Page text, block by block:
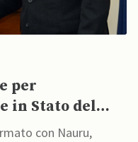
per
in Stato del
con Nauru,